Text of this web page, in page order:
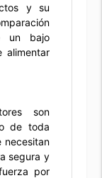
y su
un bajo
alimentar
son
de toda
necesitan
segura y
por